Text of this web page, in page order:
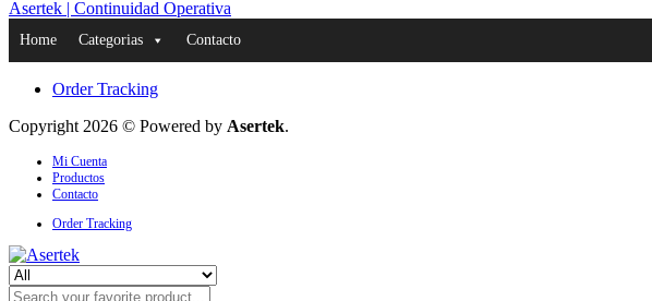
Asertek | Continuidad Operativa
Home Categorias Contacto
Order Tracking
Copyright 2026 © Powered by Asertek.
Mi Cuenta
Productos
Contacto
Order Tracking